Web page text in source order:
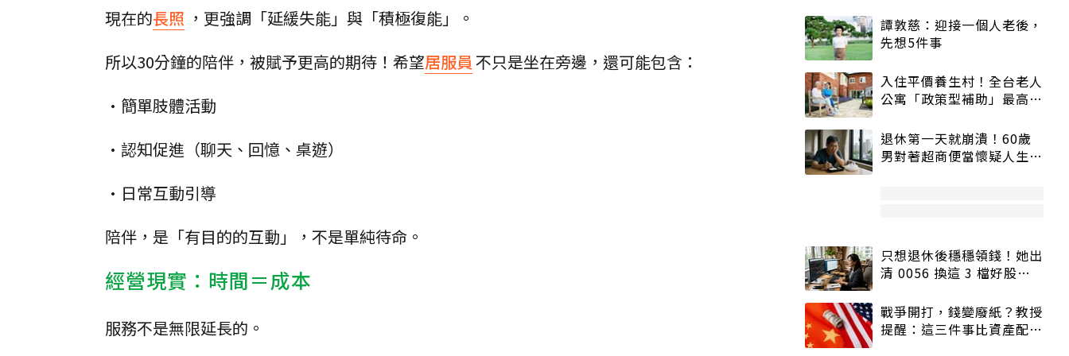
現在的長照 ，更強調「延緩失能」與「積極復能」。
所以30分鐘的陪伴，被賦予更高的期待！希望居服員不只是坐在旁邊，還可能包含：
•簡單肢體活動
•認知促進（聊天、回憶、桌遊）
•日常互動引導
陪伴，是「有目的的互動」，不是單純待命。
經營現實：時間＝成本
服務不是無限延長的。
譚敦慈：迎接一個人老後，
先想5件事
入住平價養生村！全台老人
公寓「政策型補助」最高打
退休第一天就崩潰！60歲
男對著超商便當懷疑人生
只想退休後穩穩領錢！她出
清 0056 換這 3 檔好股：
戰爭開打，錢變廢紙？教授
提醒：這三件事比資產配置